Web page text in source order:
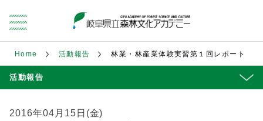
Home 活動報告 林業・林産業体験実習第１回レポート
活動報告
2016年04月15日(金)